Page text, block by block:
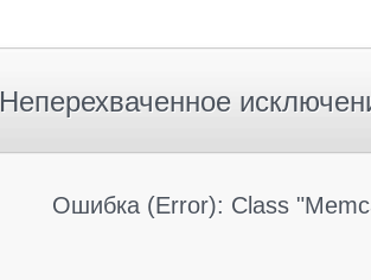
Неперехваченное
Ошибка (Error): Class